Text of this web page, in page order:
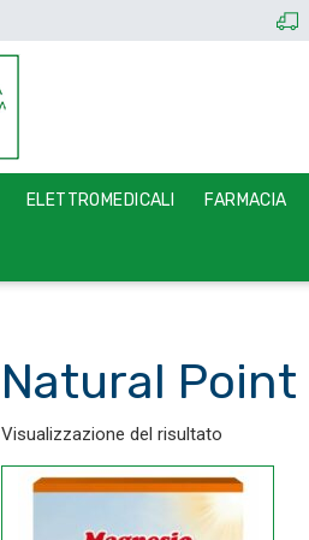
ELETTROMEDICALI FARMACIA
Natural Point
Visualizzazione del risultato